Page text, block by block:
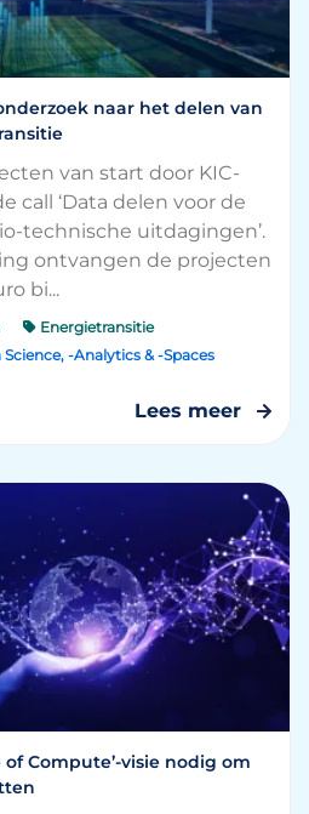
naar het delen van
van start door KIC-
call ‘Data delen voor de
technische uitdagingen’.
ontvangen de projecten
bi...
Energietransitie
Science, -Analytics & -Spaces
Lees meer
Compute’-visie nodig om